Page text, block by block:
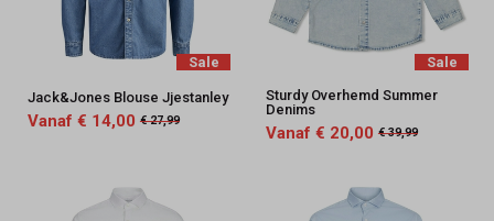
Sale
Jack&Jones Blouse Jjestanley
Vanaf € 14,00 € 27,99
Sale
Sturdy Overhemd Summer
Denims
Vanaf € 20,00 € 39,99